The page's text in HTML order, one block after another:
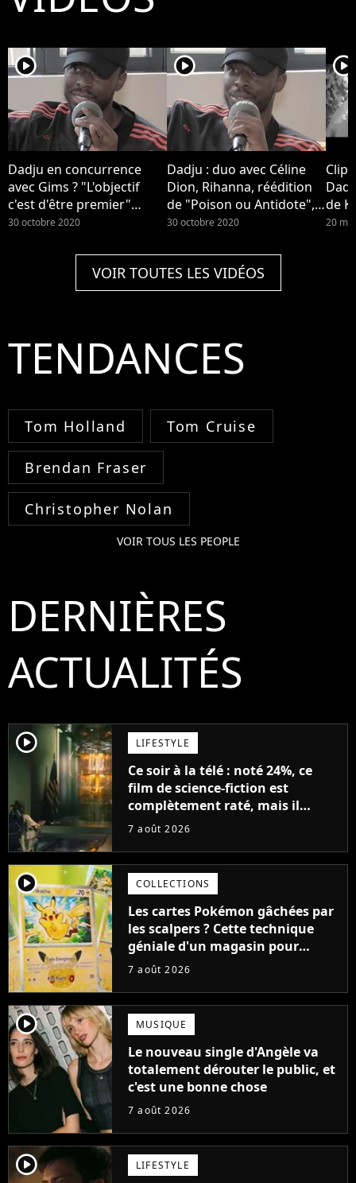
player2
Dadju en concurrence
avec Gims ? "L'objectif
c'est d'être premier"
(Interview)
30 octobre 2020
player2
Dadju : duo avec Céline
Dion, Rihanna, réédition
de "Poison ou Antidote",
image de loveur... Il se
30 octobre 2020
player2
Clip
de
20
VOIR TOUTES LES VIDÉOS
TENDANCES
Tom Holland Tom Cruise
Brendan Fraser
Christopher Nolan
VOIR TOUS LES PEOPLE
DERNIÈRES
ACTUALITÉS
player2 LIFESTYLE
Ce soir à la télé : noté 24%, ce
film de science-fiction est
complètement raté, mais il
aurait pu être encore pire à
7 août 2026
player2 COLLECTIONS
Les cartes Pokémon gâchées par
les scalpers ? Cette technique
géniale d'un magasin pour
ruiner les revendeurs
7 août 2026
player2 MUSIQUE
Le nouveau single d'Angèle va
totalement dérouter le public, et
c'est une bonne chose
7 août 2026
player2 LIFESTYLE